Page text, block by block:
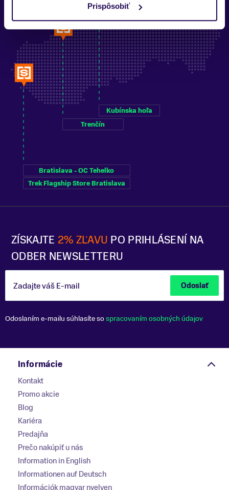
Prispôsobiť
ZÍSKAJTE 2% ZĽAVU PO PRIHLÁSENÍ NA
ODBER NEWSLETTERU
Zadajte váš E-mail Odoslať
Odoslaním e-mailu súhlasíte sospracovaním osobných údajov
Bratislava - OC Tehelko
Trek Flagship Store Bratislava
Trenčín
Kubínska hoľa
Informácie
Kontakt
Promo akcie
Blog
Kariéra
Predajňa
Prečo nakúpiť u nás
Information in English
Informationen auf Deutsch
Információk magyar nyelven